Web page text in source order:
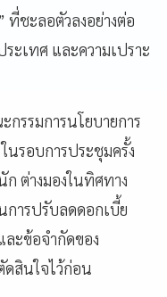
” ที่ชะลอตัวลงอย่างต่อ
ะเทศ และความเปราะ
รรมการนโยบายการ
นรอบการประชุมครั้ง
ต่างมองในทิศทาง
การปรับลดดอกเบี้ย
ะข้อจำกัดของ
ดสินใจไว้ก่อน